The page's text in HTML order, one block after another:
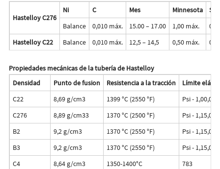
Hastelloy C276
Ni C Mes Minnesota
Si
Balance
0,010 máx. 15.00 – 17.00 1,00 máx.
Hastelloy C22
Balance 0,010 máx. 12,5 – 14,5 0,50 máx.
Propiedades mecánicas de la tubería de Hastelloy
Densidad
Punto de fusion Resistencia a la tracción
Límite
C22
8,69 g/cm3 1399 °C (2550 °F)
Psi -
C276
8,89 g/cm33 1370 °C (2500 °F)
Psi -
B2
9,2 g/cm3 1370 °C (2550 °F)
Psi -
B3
9,2 g/cm3 1370 °C (2550 °F)
Psi -
C4
8,64 g/cm3 1350-1400°C
783